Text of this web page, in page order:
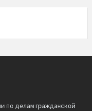
по делам гражданской